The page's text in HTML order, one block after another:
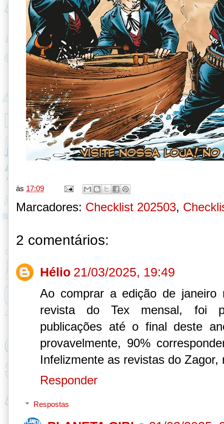
às 17:09
Marcadores: Checklist 202503,
2 comentários:
Hélio 21/03/2025, 19:49
Ao comprar a edição de janeiro
revista do Tex mensal, foi
publicações até o final deste
provavelmente, 90%
Infelizmente as revistas do
Responder
Respostas